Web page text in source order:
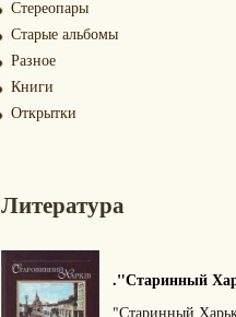
Стереопары
Старые альбомы
Разное
Книги
Открытки
Литература
."Старинный
"Старинный